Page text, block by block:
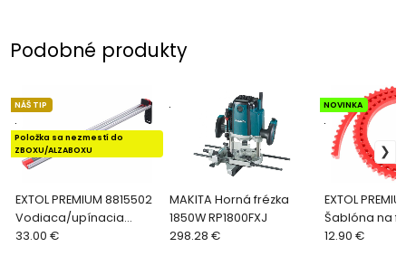
Podobné produkty
EXTOL PREMIUM 8815502
Vodiaca/upínacia
hliníková lišta, rozsah 0-
NÁŠ TIP
.
Položka sa nezmestí do
ZBOXU/ALZABOXU
33.00 €
MAKITA Horná frézka
1850W RP1800FXJ
.
298.28 €
EXTOL
Šablóna na
kontúr,
NOVINKA
.
12.90 €